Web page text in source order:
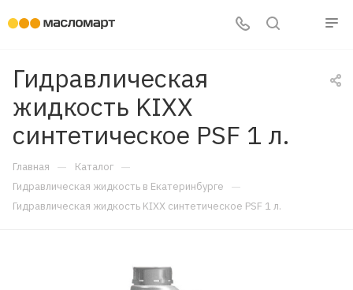
Гидравлическая
жидкость KIXX
синтетическое PSF 1 л.
Главная — Каталог —
Гидравлическая жидкость в Екатеринбурге —
Гидравлическая жидкость KIXX синтетическое PSF 1 л.